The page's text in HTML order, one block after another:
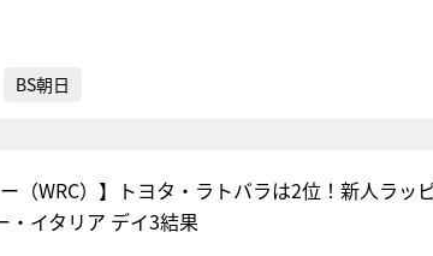
BS朝日
ー（WRC）】トヨタ・ラトバラは2位！新人ラ
・イタリア デイ3結果